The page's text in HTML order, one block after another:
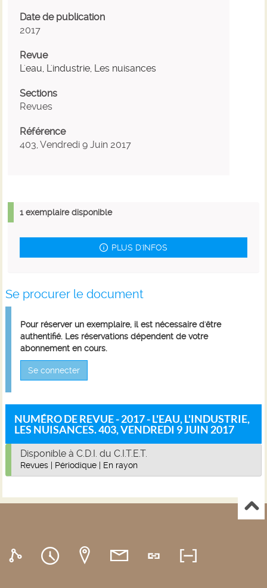
Date de publication
2017
Revue
L'eau, L'industrie, Les nuisances
Sections
Revues
Référence
403, Vendredi 9 Juin 2017
1 exemplaire disponible
PLUS D'INFOS
Se procurer le document
Pour réserver un exemplaire, il est nécessaire d'être
authentifié. Les réservations dépendent de votre
abonnement en cours.
Se connecter
NUMÉRO DE REVUE - 2017 - L'EAU, L'INDUSTRIE,
LES NUISANCES. 403, VENDREDI 9 JUIN 2017
Disponible à C.D.I. du C.I.T.E.T.
Revues | Périodique | En rayon